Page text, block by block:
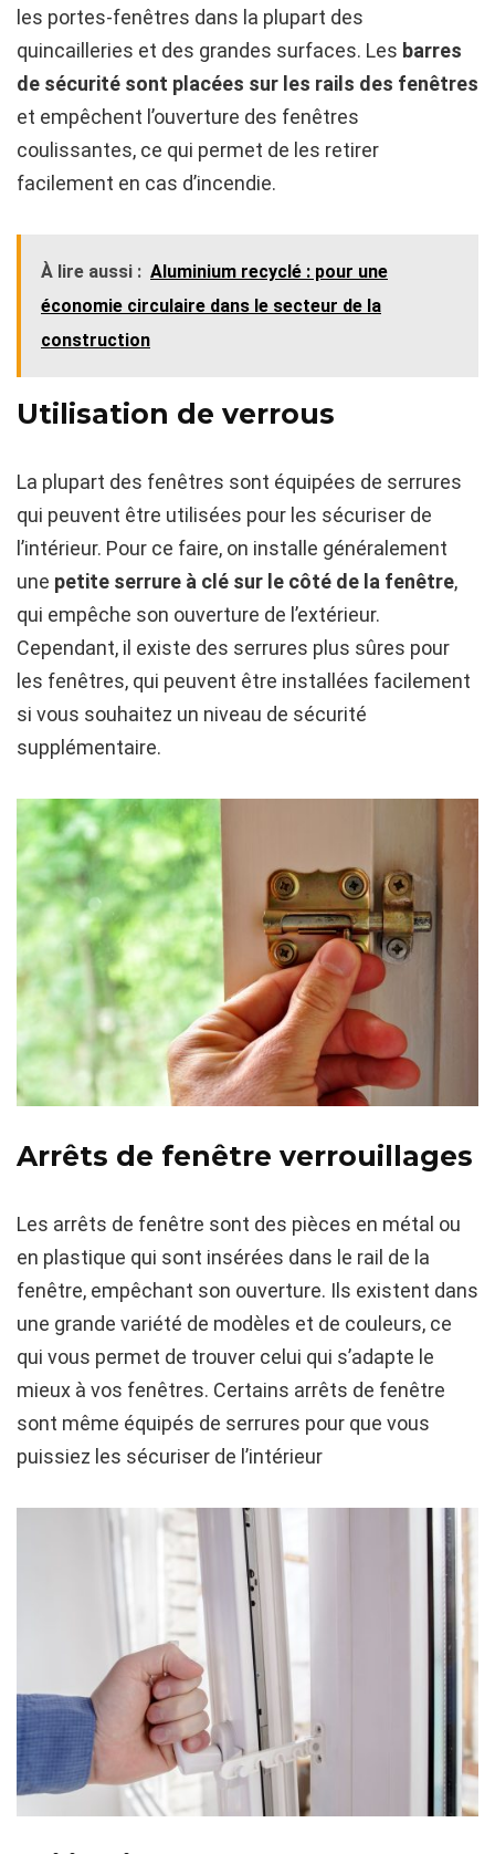
les portes-fenêtres dans la plupart des
quincailleries et des grandes surfaces. Les barres
de sécurité sont placées sur les rails des fenêtres
et empêchent l’ouverture des fenêtres
coulissantes, ce qui permet de les retirer
facilement en cas d’incendie.
À lire aussi : Aluminium recyclé : pour une
économie circulaire dans le secteur de la
construction
Utilisation de verrous
La plupart des fenêtres sont équipées de serrures
qui peuvent être utilisées pour les sécuriser de
l’intérieur. Pour ce faire, on installe généralement
une petite serrure à clé sur le côté de la fenêtre,
qui empêche son ouverture de l’extérieur.
Cependant, il existe des serrures plus sûres pour
les fenêtres, qui peuvent être installées facilement
si vous souhaitez un niveau de sécurité
supplémentaire.
Arrêts de fenêtre verrouillages
Les arrêts de fenêtre sont des pièces en métal ou
en plastique qui sont insérées dans le rail de la
fenêtre, empêchant son ouverture. Ils existent dans
une grande variété de modèles et de couleurs, ce
qui vous permet de trouver celui qui s’adapte le
mieux à vos fenêtres. Certains arrêts de fenêtre
sont même équipés de serrures pour que vous
puissiez les sécuriser de l’intérieur